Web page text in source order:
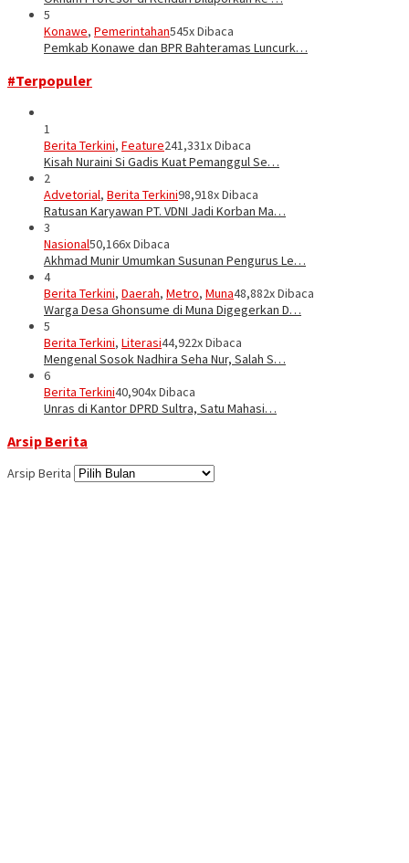
5
Konawe, Pemerintahan545x Dibaca
Pemkab Konawe dan BPR Bahteramas Luncurk…
#Terpopuler
1
Berita Terkini, Feature241,331x Dibaca
Kisah Nuraini Si Gadis Kuat Pemanggul Se…
2
Advetorial, Berita Terkini98,918x Dibaca
Ratusan Karyawan PT. VDNI Jadi Korban Ma…
3
Nasional50,166x Dibaca
Akhmad Munir Umumkan Susunan Pengurus Le…
4
Berita Terkini, Daerah, Metro, Muna48,882x Dibaca
Warga Desa Ghonsume di Muna Digegerkan D…
5
Berita Terkini, Literasi44,922x Dibaca
Mengenal Sosok Nadhira Seha Nur, Salah S…
6
Berita Terkini40,904x Dibaca
Unras di Kantor DPRD Sultra, Satu Mahasi…
Arsip Berita
Arsip Berita